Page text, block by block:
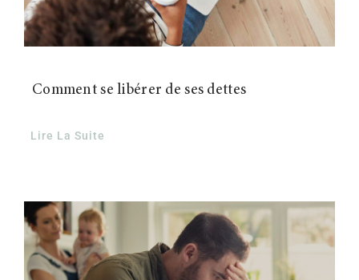
Comment se libérer de ses dettes
Lire La Suite